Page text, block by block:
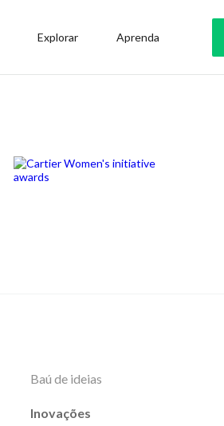
Explorar Aprenda
Baú de ideias
Inovações